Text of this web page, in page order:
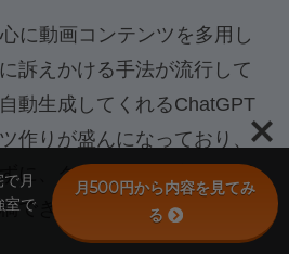
に動画コンテンツを多用し
訴えかける手法が流行して
動生成してくれるChatGPT
作りが盛んになっており、
に、クオリティの高いデザ
できます。
月
室で
月500円から内容を見てみ
る